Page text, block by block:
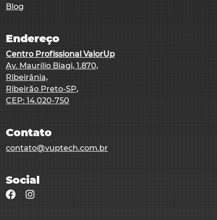
Blog
Endereço
Centro Profissional ValorUp
Av. Maurílio Biagi, 1.870,
Ribeirânia,
Ribeirão Preto-SP,
Contato
contato@vuptech.com.br
Social